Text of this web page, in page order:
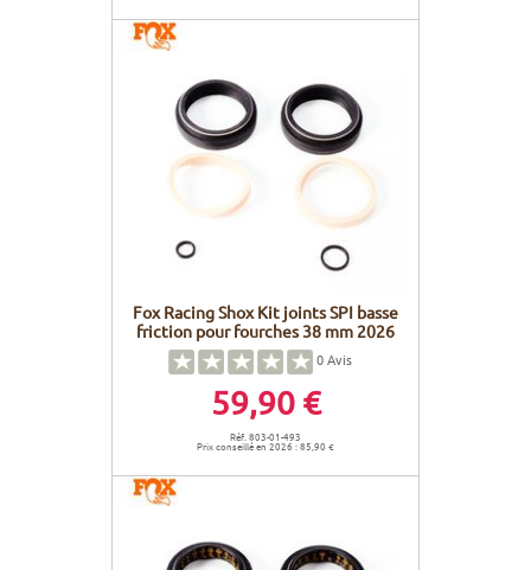
Fox Racing Shox Kit joints SPI basse
friction pour fourches 38 mm 2026
0Avis
59,90 €
Réf. 803-01-493
Prix conseillé en 2026 : 85,90 €